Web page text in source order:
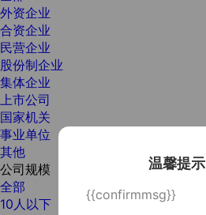
温馨提示
{{confirmmsg}}
外资企业
合资企业
民营企业
股份制企业
集体企业
上市公司
国家机关
事业单位
其他
公司规模
全部
10人以下